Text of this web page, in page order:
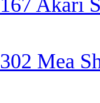
Akari
Mea